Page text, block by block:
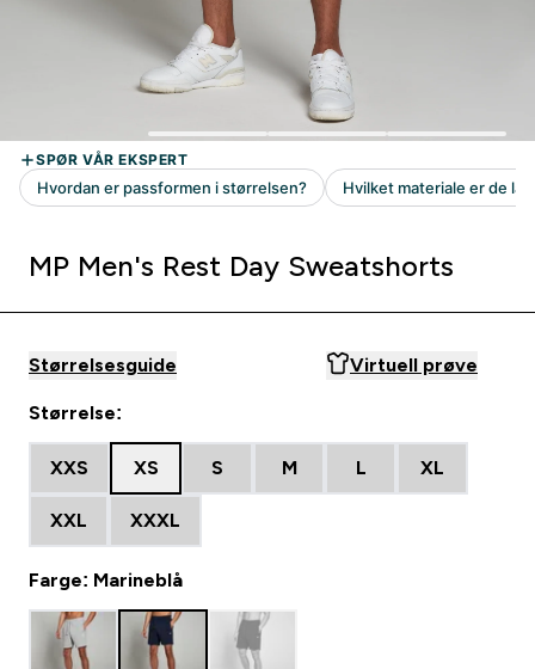
MP Men's Rest Day Sweatshorts
Størrelsesguide Virtuell prøve
Størrelse:
XXS XS S M L XL
XXL XXXL
Farge: Marineblå